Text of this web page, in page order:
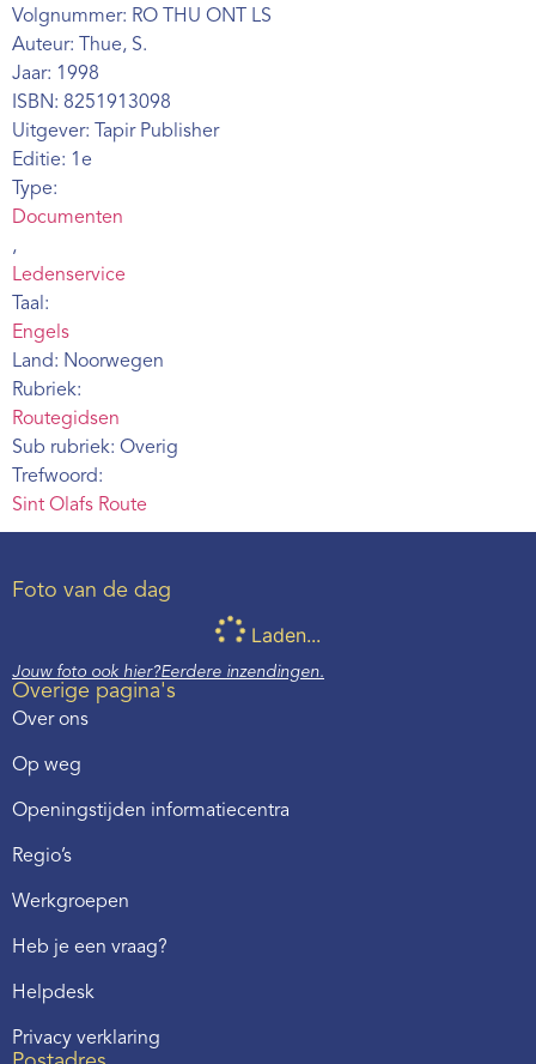
Webshop
Volgnummer: RO THU ONT LS
Auteur: Thue, S.
Jaar: 1998
ISBN: 8251913098
Uitgever: Tapir Publisher
Editie: 1e
Type:
Documenten
,
Ledenservice
Taal:
Engels
Land: Noorwegen
Rubriek:
Routegidsen
Sub rubriek: Overig
Trefwoord:
Sint Olafs Route
Foto van de dag
Laden...
Jouw foto ook hier?Eerdere inzendingen.
Overige pagina's
Over ons
Op weg
Openingstijden informatiecentra
Regio’s
Werkgroepen
Heb je een vraag?
Helpdesk
Privacy verklaring